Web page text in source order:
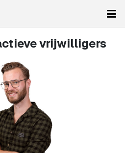
vrijwilligers